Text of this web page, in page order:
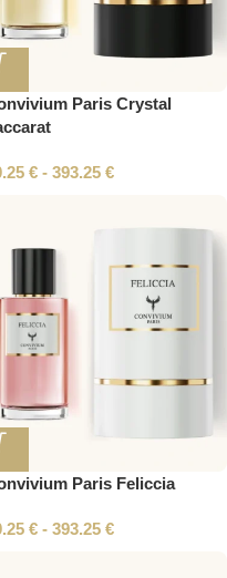
Paris Crystal
€ - 393.25 €
Paris Feliccia
€ - 393.25 €